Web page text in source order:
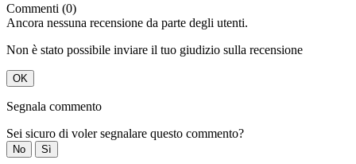
Commenti (0)
Ancora nessuna recensione da parte degli utenti.
Non è stato possibile inviare il tuo giudizio sulla recensione
OK
Segnala commento
Sei sicuro di voler segnalare questo commento?
No Sì